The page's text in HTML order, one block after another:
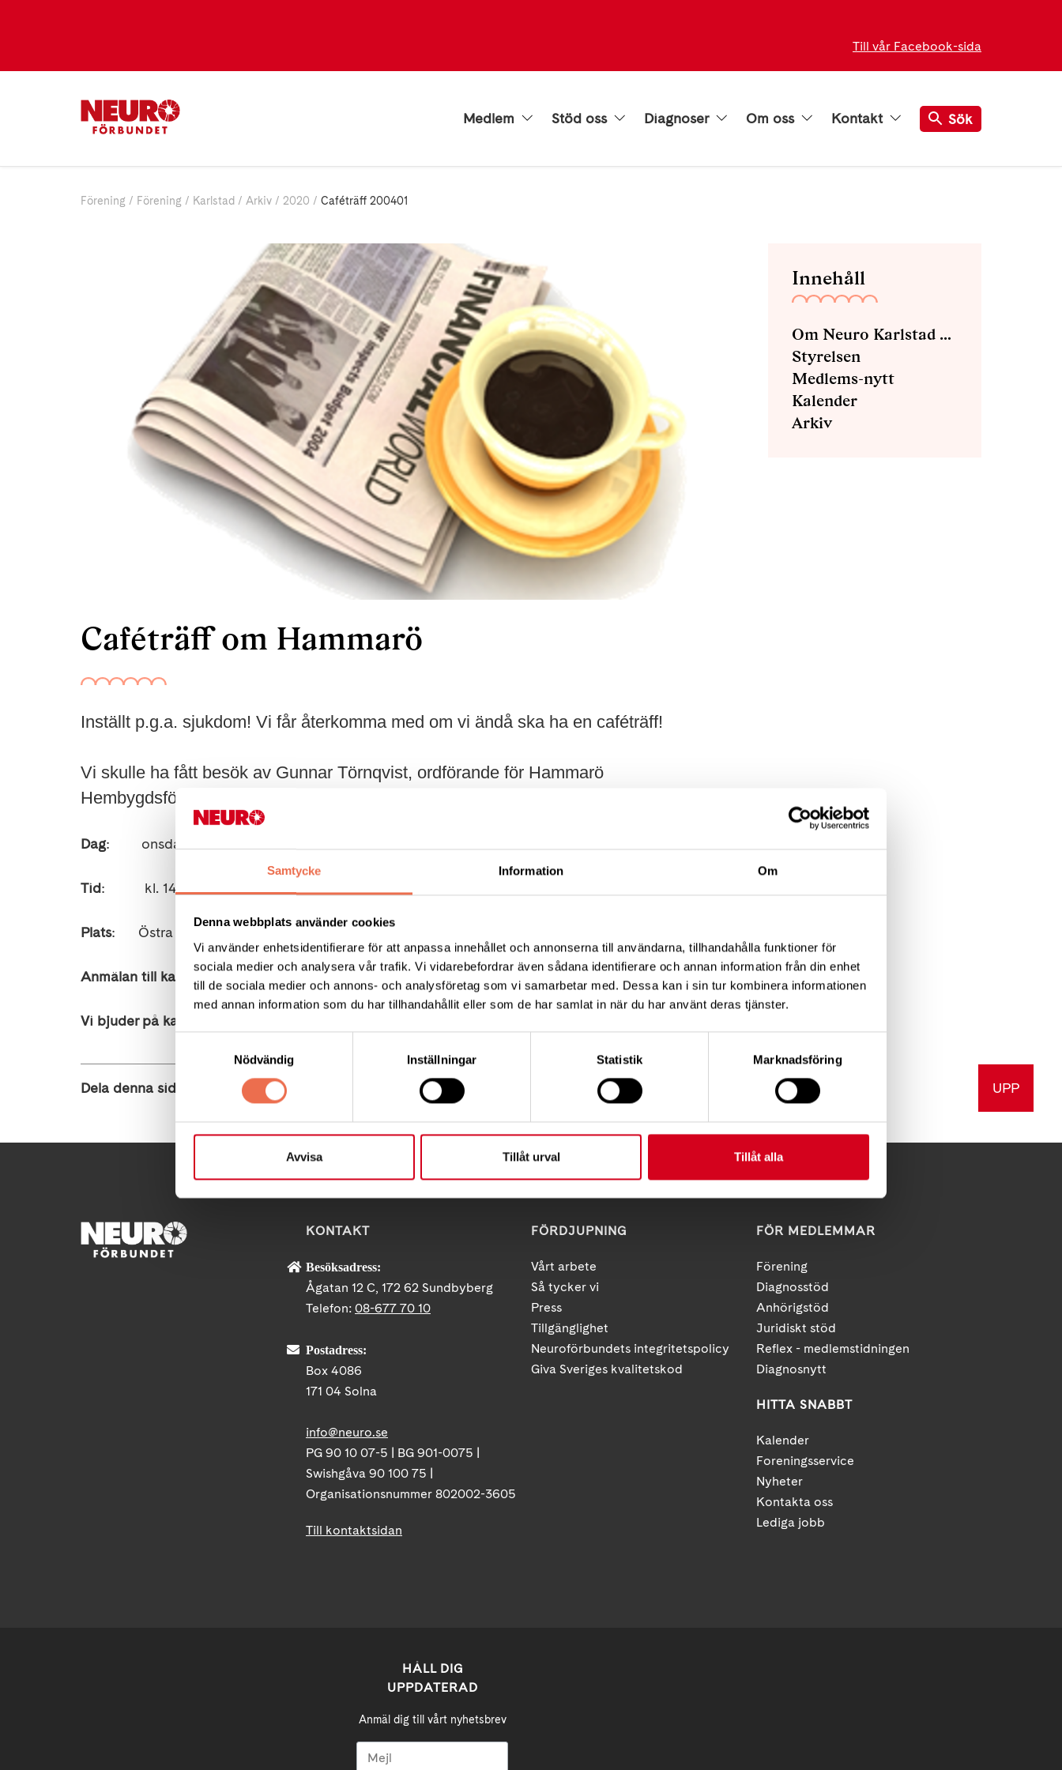
Samtycke Information Om
Denna webbplats använder cookies
Vi använder enhetsidentifierare för att anpassa innehållet och annonserna till användarna, tillhandahålla funktioner för
sociala medier och analysera vår trafik. Vi vidarebefordrar även sådana identifierare och annan information från din enhet
till de sociala medier och annons- och analysföretag som vi samarbetar med. Dessa kan i sin tur kombinera informationen
med annan information som du har tillhandahållit eller som de har samlat in när du har använt deras tjänster.
Nödvändig
Inställningar Statistik Marknadsföring
Avvisa Tillåt urval Tillåt alla
Till vår Facebook-sida
Medlem Stöd oss Diagnoser Om oss Kontakt Sök
Förening Förening Karlstad Arkiv 2020 Caféträff 200401
Caféträff om Hammarö
Inställt p.g.a. sjukdom! Vi får återkomma med om vi ändå ska ha en caféträff!
Vi skulle ha fått besök av Gunnar Törnqvist, ordförande för Hammarö
Hembygdsförening, som skulle ha kommit och berättat om Hammarö - förr och nu.
Dag: onsdag 1 april
Tid: kl. 14.00-16.00
Plats: Östra Torgg. 16, Karlstad
Anmälan till kansliet på tel. 054-18 92 54 alt e-post karlstad@neuro.se senast 30/3!
Vi bjuder på kaffe eller te, men önskas något särskilt som tilltugg får du införskaffa det på egen hand!
Dela denna sida: Tipsa
Innehåll
Om Neuro Karlstad med omnejd
Styrelsen
Medlems-nytt
Kalender
Arkiv
UPP
KONTAKT
Besöksadress:
Ågatan 12 C, 172 62 Sundbyberg
Telefon: 08-677 70 10
Postadress:
Box 4086
171 04 Solna
info@neuro.se
PG 90 10 07-5 | BG 901-0075 |
Swishgåva 90 100 75 |
Organisationsnummer 802002-3605
Till kontaktsidan
FÖRDJUPNING
Vårt arbete
Så tycker vi
Press
Tillgänglighet
Neuroförbundets integritetspolicy
Giva Sveriges kvalitetskod
FÖR MEDLEMMAR
Förening
Diagnosstöd
Anhörigstöd
Juridiskt stöd
Reflex - medlemstidningen
Diagnosnytt
HITTA SNABBT
Kalender
Foreningsservice
Nyheter
Kontakta oss
Lediga jobb
HÅLL DIG
UPPDATERAD
Anmäl dig till vårt nyhetsbrev